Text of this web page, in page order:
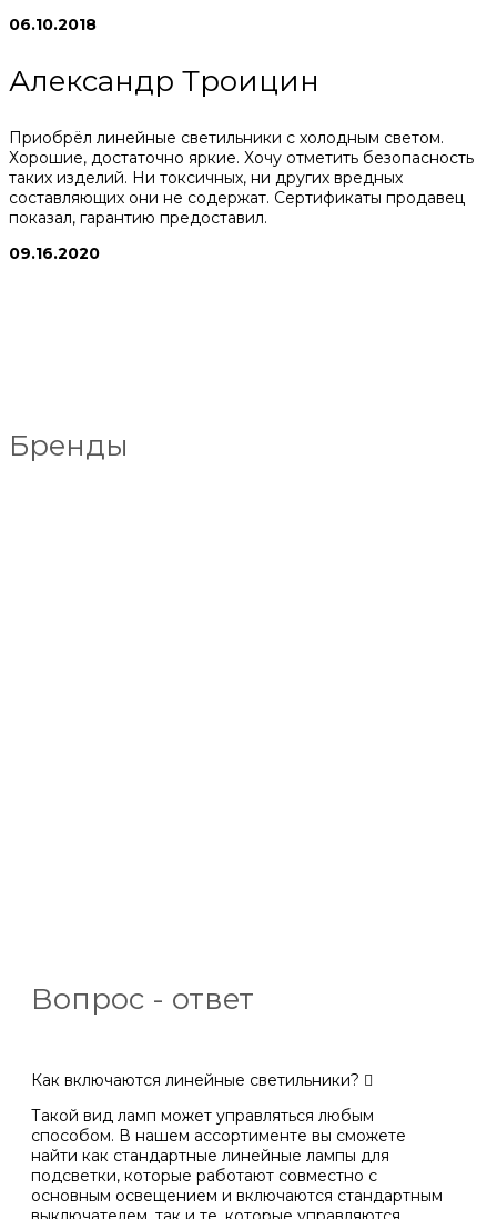
06.10.2018
Александр Троицин
Приобрёл линейные светильники с холодным светом.
Хорошие, достаточно яркие. Хочу отметить безопасность
таких изделий. Ни токсичных, ни других вредных
составляющих они не содержат. Сертификаты продавец
показал, гарантию предоставил.
09.16.2020
Бренды
Вопрос - ответ
Как включаются линейные светильники?
Такой вид ламп может управляться любым
способом. В нашем ассортименте вы сможете
найти как стандартные линейные лампы для
подсветки, которые работают совместно с
основным освещением и включаются стандартным